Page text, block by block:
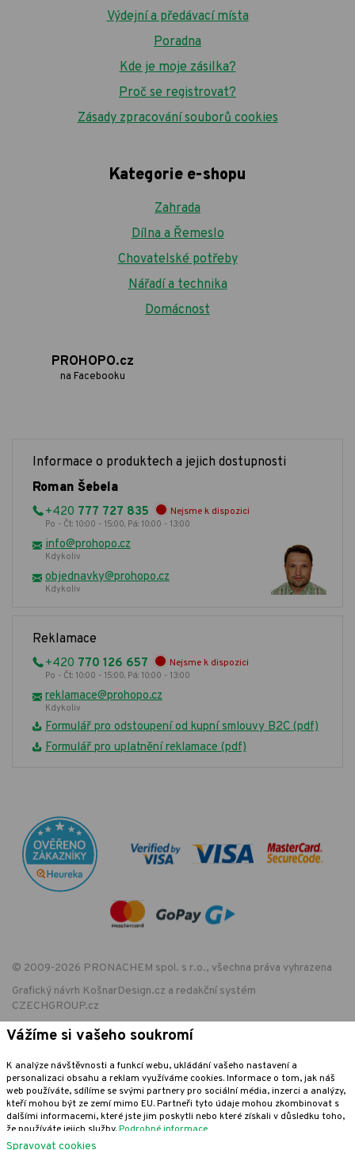
Výdejní a předávací místa
Poradna
Kde je moje zásilka?
Proč se registrovat?
Zásady zpracování souborů cookies
Kategorie e-shopu
Zahrada
Dílna a Řemeslo
Chovatelské potřeby
Nářadí a technika
Domácnost
PROHOPO.cz
na Facebooku
Informace o produktech a jejich dostupnosti
Roman Šebela
+420 777 727 835 Nejsme k dispozici
Po - Čt: 10:00 - 15:00, Pá: 10:00 - 13:00
info@prohopo.cz
Kdykoliv
objednavky@prohopo.cz
Kdykoliv
Reklamace
+420 770 126 657 Nejsme k dispozici
Po - Čt: 10:00 - 15:00, Pá: 10:00 - 13:00
reklamace@prohopo.cz
Kdykoliv
Formulář pro odstoupení od kupní smlouvy B2C (pdf)
Formulář pro uplatnění reklamace (pdf)
© 2009-2026 PRONACHEM spol. s r.o., všechna práva vyhrazena
Grafický návrh KošnarDesign.cz a redakční systém
CZECHGROUP.cz
EET - označení provozovny:
Podle zákona o evidenci tržeb je prodávající povinen vystavit kupujícímu
účtenku. Zároveň je povinen zaevidovat přijatou tržbu u správce daně
online; v případě technického výpadku pak nejpozději do 48 hodin.
Vážíme si vašeho soukromí
K analýze návštěvnosti a funkcí webu, ukládání vašeho nastavení a
personalizaci obsahu a reklam využíváme cookies. Informace o tom, jak náš
web používáte, sdílíme se svými partnery pro sociální média, inzerci a analýzy,
kteří mohou být ze zemí mimo EU. Partneři tyto údaje mohou zkombinovat s
dalšími informacemi, které jste jim poskytli nebo které získali v důsledku toho,
že používáte jejich služby.Podrobné informace
Spravovat cookies